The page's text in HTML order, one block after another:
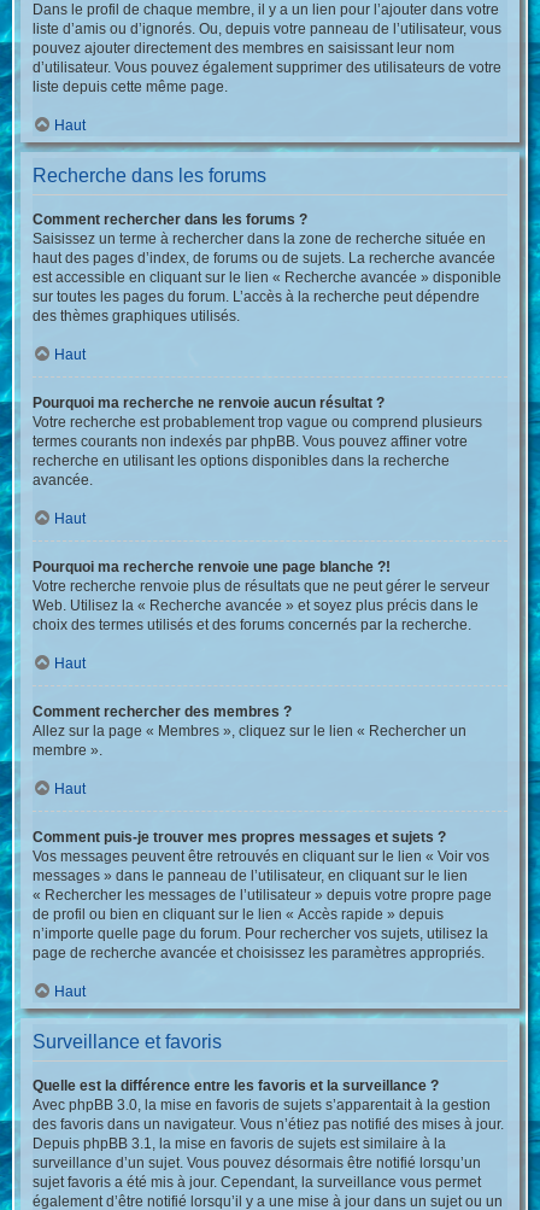
Dans le profil de chaque membre, il y a un lien pour l’ajouter dans votre
liste d’amis ou d’ignorés. Ou, depuis votre panneau de l’utilisateur, vous
pouvez ajouter directement des membres en saisissant leur nom
d’utilisateur. Vous pouvez également supprimer des utilisateurs de votre
liste depuis cette même page.
Haut
Recherche dans les forums
Comment rechercher dans les forums ?
Saisissez un terme à rechercher dans la zone de recherche située en
haut des pages d’index, de forums ou de sujets. La recherche avancée
est accessible en cliquant sur le lien « Recherche avancée » disponible
sur toutes les pages du forum. L’accès à la recherche peut dépendre
des thèmes graphiques utilisés.
Haut
Pourquoi ma recherche ne renvoie aucun résultat ?
Votre recherche est probablement trop vague ou comprend plusieurs
termes courants non indexés par phpBB. Vous pouvez affiner votre
recherche en utilisant les options disponibles dans la recherche
avancée.
Haut
Pourquoi ma recherche renvoie une page blanche ?!
Votre recherche renvoie plus de résultats que ne peut gérer le serveur
Web. Utilisez la « Recherche avancée » et soyez plus précis dans le
choix des termes utilisés et des forums concernés par la recherche.
Haut
Comment rechercher des membres ?
Allez sur la page « Membres », cliquez sur le lien « Rechercher un
membre ».
Haut
Comment puis-je trouver mes propres messages et sujets ?
Vos messages peuvent être retrouvés en cliquant sur le lien « Voir vos
messages » dans le panneau de l’utilisateur, en cliquant sur le lien
« Rechercher les messages de l’utilisateur » depuis votre propre page
de profil ou bien en cliquant sur le lien « Accès rapide » depuis
n’importe quelle page du forum. Pour rechercher vos sujets, utilisez la
page de recherche avancée et choisissez les paramètres appropriés.
Haut
Surveillance et favoris
Quelle est la différence entre les favoris et la surveillance ?
Avec phpBB 3.0, la mise en favoris de sujets s’apparentait à la gestion
des favoris dans un navigateur. Vous n’étiez pas notifié des mises à jour.
Depuis phpBB 3.1, la mise en favoris de sujets est similaire à la
surveillance d’un sujet. Vous pouvez désormais être notifié lorsqu’un
sujet favoris a été mis à jour. Cependant, la surveillance vous permet
également d’être notifié lorsqu’il y a une mise à jour dans un sujet ou un